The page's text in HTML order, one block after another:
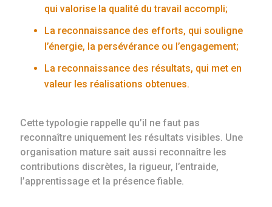
qui valorise la qualité du travail accompli;
La reconnaissance des efforts, qui souligne
l’énergie, la persévérance ou l’engagement;
La reconnaissance des résultats, qui met en
valeur les réalisations obtenues.
Cette typologie rappelle qu’il ne faut pas
reconnaître uniquement les résultats visibles. Une
organisation mature sait aussi reconnaître les
contributions discrètes, la rigueur, l’entraide,
l’apprentissage et la présence fiable.